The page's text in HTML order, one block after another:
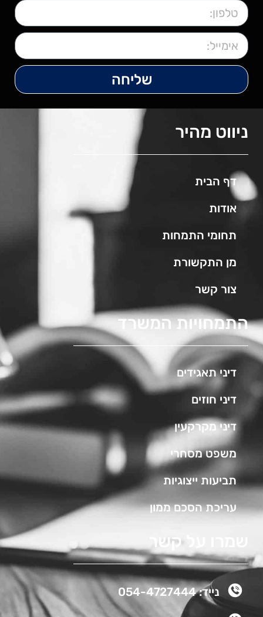
שליחה
ניווט מהיר
דף הבית
אודות
תחומי התמחות
מן התקשורת
צור קשר
התמחויות המשרד
דיני תאגידים
דיני חוזים
דיני מקרקעין
משפט מסחרי
תביעות ייצוגיות
עריכת הסכם ממון
שמרו על קשר
נייד: 054-4727444